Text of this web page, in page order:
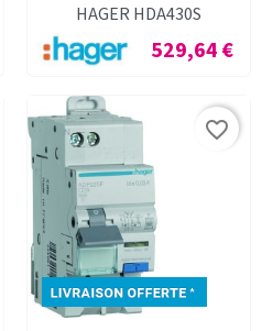
HAGER HDA430S
Prix
529,64 €
favorite_border